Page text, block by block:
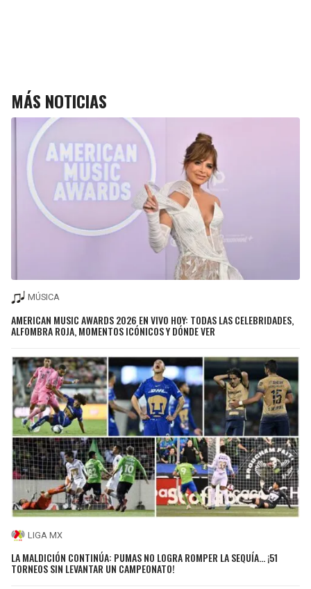
MÁS NOTICIAS
MÚSICA
AMERICAN MUSIC AWARDS 2026 EN VIVO HOY: TODAS LAS CELEBRIDADES,
ALFOMBRA ROJA, MOMENTOS ICÓNICOS Y DÓNDE VER
LIGA MX
LA MALDICIÓN CONTINÚA: PUMAS NO LOGRA ROMPER LA SEQUÍA... ¡51
TORNEOS SIN LEVANTAR UN CAMPEONATO!